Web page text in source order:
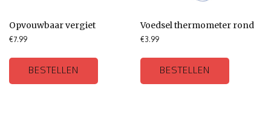
Opvouwbaar vergiet
€7.99
BESTELLEN
Voedsel thermometer rond
€3.99
BESTELLEN